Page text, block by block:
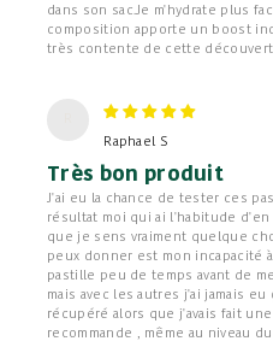
dans son sac.Je m'hydrate plus
composition apporte un boost
très contente de cette
Raphael S
Très bon produit
J'ai eu la chance de tester ces
résultat moi qui ai l'habitude
que je sens vraiment quelque
peux donner est mon incapacité
pastille peu de temps avant de
mais avec les autres j'ai jamais eu
récupéré alors que j'avais fait
recommande , même au niveau